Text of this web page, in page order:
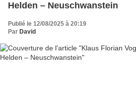
Helden – Neuschwanstein
Publié le 12/08/2025 à 20:19
Par David